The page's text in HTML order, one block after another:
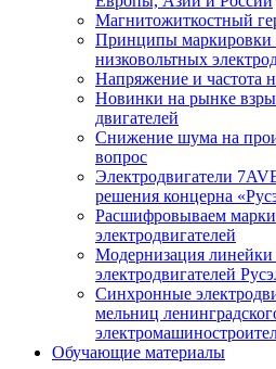
Магнитожиткостный
Принципы маркировки
низковольтных
Напряжение и частота
Новинки на рынке
двигателей
Снижение шума на
вопрос
Электродвигатели
решения концерна
Расшифровываем
электродвигателей
Модернизация
электродвигателей
Синхронные
мельниц
Обучающие материалы